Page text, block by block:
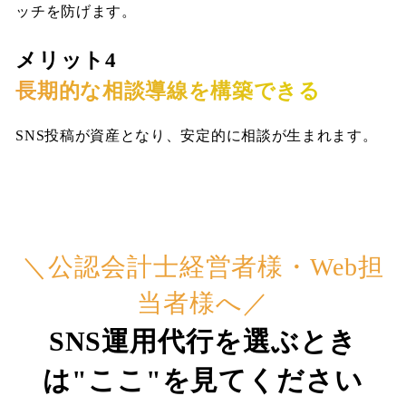
ッチを防げます。
メリット4
長期的な相談導線を構築できる
SNS投稿が資産となり、安定的に相談が生まれます。
＼公認会計士経営者様・Web担
当者様へ／
SNS運用代行を選ぶとき
は"ここ"を見てください